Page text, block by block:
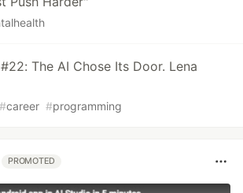
The AI Chose Its Door. Lena
#career #programming
PROMOTED